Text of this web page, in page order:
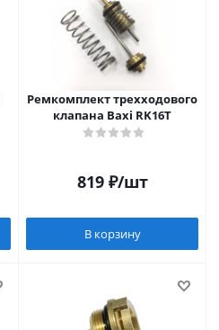
Ремкомплект трехходового
клапана Baxi RK16T
819₽/шт
В корзину